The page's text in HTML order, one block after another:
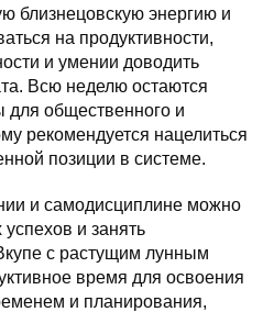
близнецовскую энергию и
на продуктивности,
и умении доводить
Всю неделю остаются
для общественного и
рекомендуется нацелиться
позиции в системе.
и самодисциплине можно
и занять
с растущим лунным
время для освоения
и планирования,